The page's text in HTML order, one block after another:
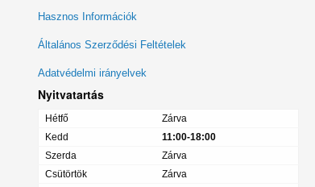
Lábléc
menü
Hasznos Információk
Általános Szerződési Feltételek
Adatvédelmi irányelvek
Nyitvatartás
Hétfő
Zárva
Kedd
11:00-18:00
Szerda
Zárva
Csütörtök
Zárva